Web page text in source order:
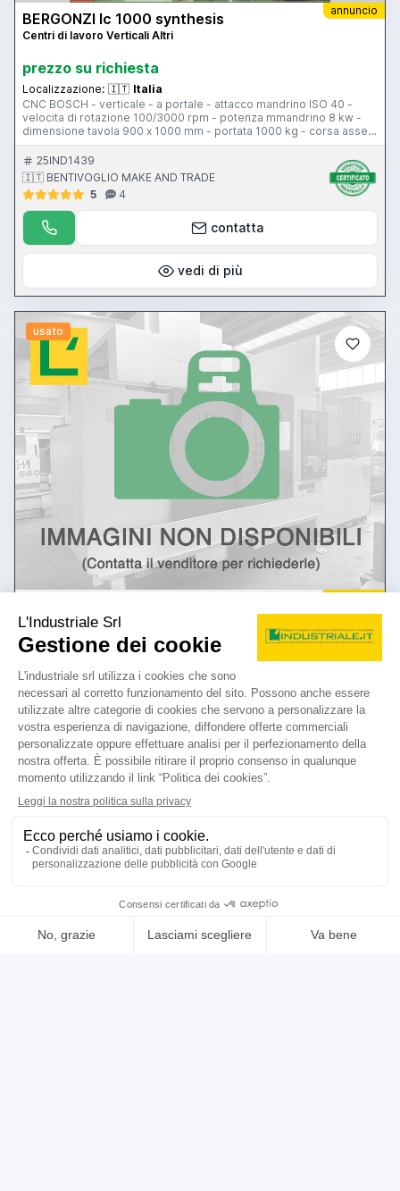
annuncio
BERGONZI lc 1000 synthesis
Centri di lavoro Verticali Altri
prezzo su richiesta
Localizzazione: 🇮🇹 Italia
CNC BOSCH - verticale - a portale - attacco mandrino ISO 40 -
velocita di rotazione 100/3000 rpm - potenza mmandrino 8 kw -
dimensione tavola 900 x 1000 mm - portata 1000 kg - corsa asse X
1000 mm - corsa asse Y 1000 mm - corsa asse Z 400 mm - rapidi
asse X 15 m/min - rapidi asse Y 15 m/min - rapidi asse Z 12 m/min -
capacita magazzino utensili 18 posti - peso 3500 kg - tavola 4
asse installata
25IND1439
🇮🇹 BENTIVOGLIO MAKE AND TRADE
5
4
contatta
vedi di più
usato
annuncio
Centri di lavoro Verticali Altri
prezzo su richiesta
Localizzazione: 🇮🇹 Italia
verticale - tavola 1700 x 680 mm - corse 1350 x 630 x 700 mm -
portata tavola 1500 kg - cambio utensili 24 posizioni - cono BT 50 –
velocità mandrino 35-3500 giri al minuto - 15 HP - avanzamento di
lavoro 1-4000 mm al minuto - avanzamento rapido 10000 mm al
minuto - CNC Fanuc 0-MC
25IND55
🇮🇹 CASAVOLA spa
4
4
vedi di più